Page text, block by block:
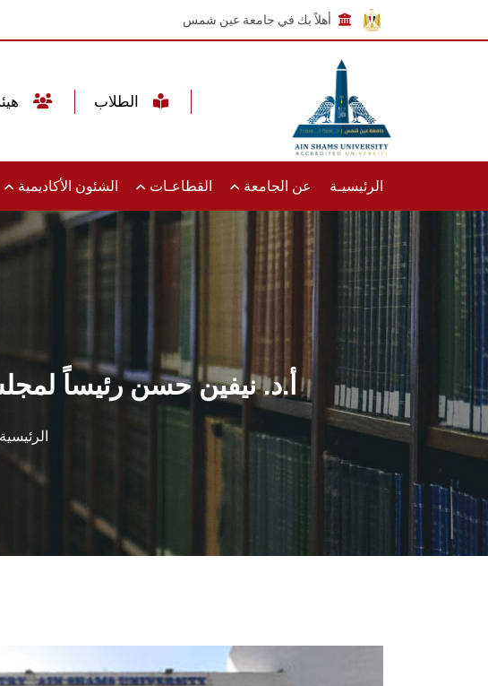
أهلاً بك في جامعة عين شمس
الرئيسيـة عن الجامعة القطاعـات الشئون الأكاديمية
أ.د. نيفين حسن رئيساً
الرئيسية